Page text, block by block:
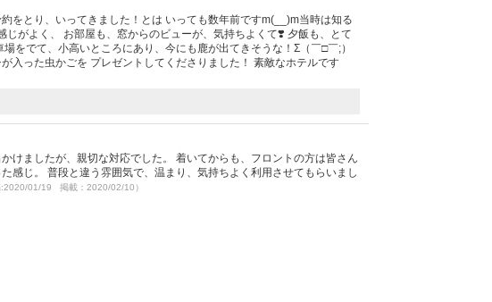
をとり、いってきました！とは いっても数年前ですm(__)m当時は知る
がよく、 お部屋も、窓からのビューが、気持ちよくて❣️ 夕飯も、とて
をでて、小高いところにあり、今にも鹿が出てきそうな！Σ（￣□￣;）
入った虫かごを プレゼントしてくださりました！ 素敵なホテルです
けましたが、親切な対応でした。 着いてからも、フロントの方は皆さん
感じ。 普段と違う雰囲気で、温まり、気持ちよく利用させてもらいまし
:2020/01/19 掲載：2020/02/10）